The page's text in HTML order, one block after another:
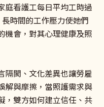
庭看護工每日平均工時過
時間的工作壓力使她們
機會，對其心理健康及照
隔閡、文化差異也讓勞雇
解與摩擦，當照護需求與
，雙方如何建立信任、共